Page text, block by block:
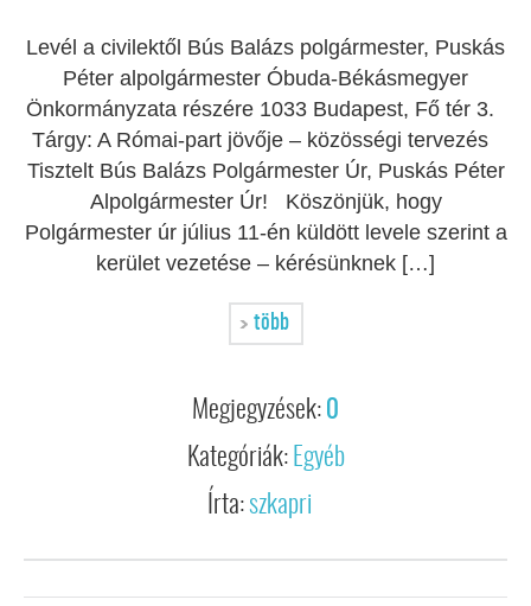
Levél a civilektől Bús Balázs polgármester, Puskás
Péter alpolgármester Óbuda-Békásmegyer
Önkormányzata részére 1033 Budapest, Fő tér 3.
Tárgy: A Római-part jövője – közösségi tervezés
Tisztelt Bús Balázs Polgármester Úr, Puskás Péter
Alpolgármester Úr! Köszönjük, hogy
Polgármester úr július 11-én küldött levele szerint a
kerület vezetése – kérésünknek […]
több
Megjegyzések: 0
Kategóriák: Egyéb
Írta:szkapri